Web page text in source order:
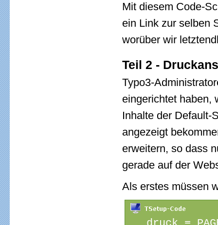
Mit diesem Code-
ein Link zur selben
worüber wir
Teil 2 -
Typo3-
eingerichtet haben,
Inhalte der Default-
angezeigt
erweitern, so dass
gerade auf der
Als erstes müssen